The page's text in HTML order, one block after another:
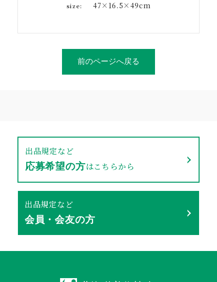
size: 47×16.5×49cm
前のページへ戻る
出品規定など
応募希望の方はこちらから
出品規定など
会員・会友の方